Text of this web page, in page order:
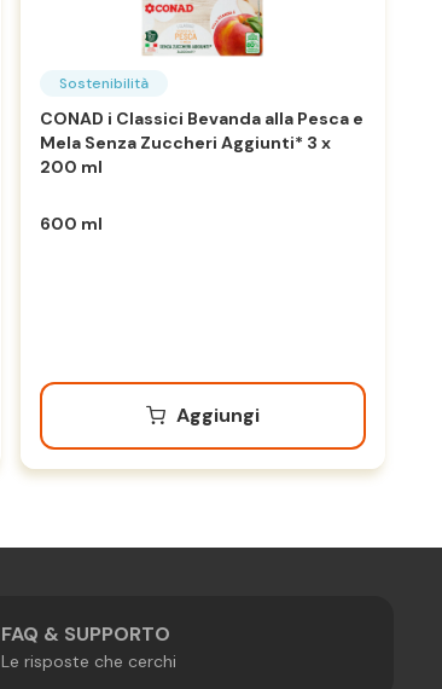
Sostenibilità
CONAD i Classici Bevanda alla Pesca e
Mela Senza Zuccheri Aggiunti* 3 x
200 ml
600 ml
Aggiungi
FAQ & SUPPORTO
Le risposte che cerchi